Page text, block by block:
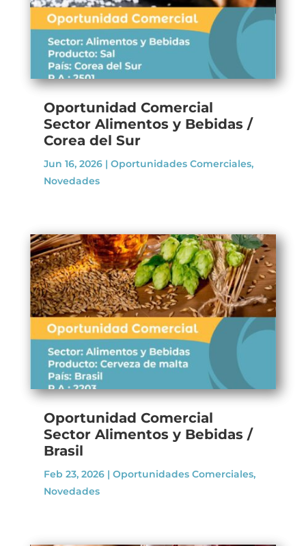
Oportunidad Comercial
Sector Alimentos y Bebidas /
Corea del Sur
Jun 16, 2026| Oportunidades Comerciales,
Novedades
Oportunidad Comercial
Sector Alimentos y Bebidas /
Brasil
Feb 23, 2026| Oportunidades Comerciales,
Novedades